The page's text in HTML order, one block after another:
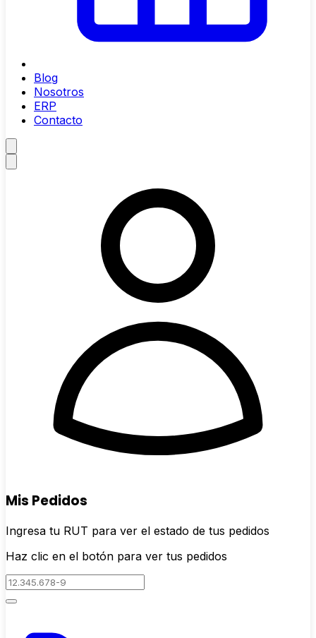
Blog
Nosotros
ERP
Contacto
Mis Pedidos
Ingresa tu RUT para ver el estado de tus pedidos
Haz clic en el botón para ver tus pedidos